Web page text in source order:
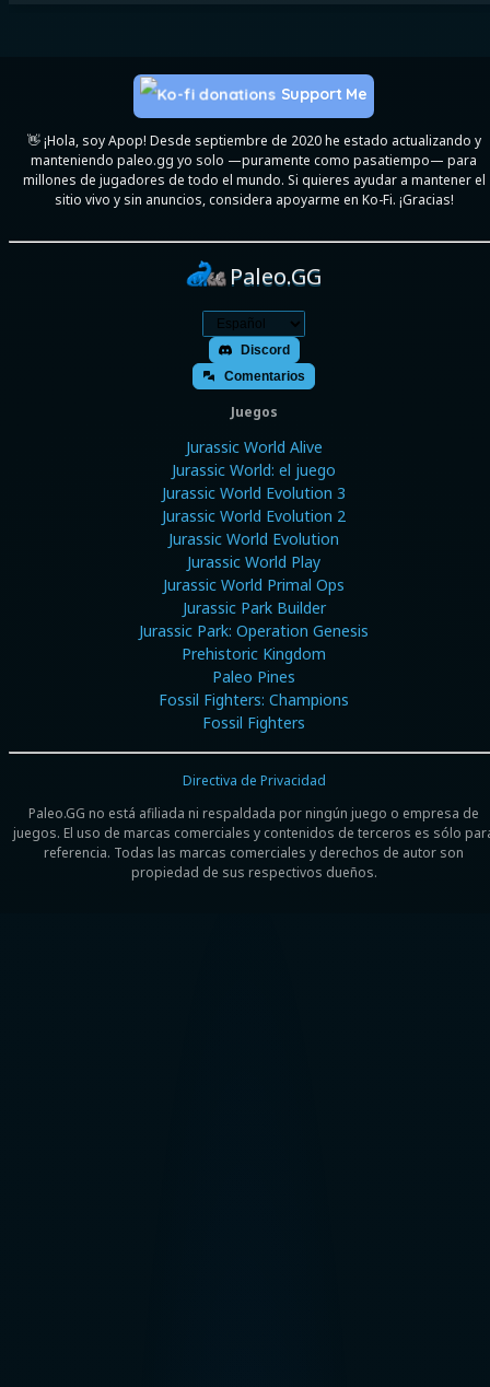
👋 ¡Hola, soy Apop! Desde septiembre de 2020 he estado actualizando y
manteniendo paleo.gg yo solo —puramente como pasatiempo— para
millones de jugadores de todo el mundo. Si quieres ayudar a mantener el
sitio vivo y sin anuncios, considera apoyarme en Ko-Fi. ¡Gracias!
Support Me
Paleo.GG
Discord
Comentarios
Juegos
Jurassic World Alive
Jurassic World: el juego
Jurassic World Evolution 3
Jurassic World Evolution 2
Jurassic World Evolution
Jurassic World Play
Jurassic World Primal Ops
Jurassic Park Builder
Jurassic Park: Operation Genesis
Prehistoric Kingdom
Paleo Pines
Fossil Fighters: Champions
Fossil Fighters
Paleo.GG no está afiliada ni respaldada por ningún juego o empresa de
juegos. El uso de marcas comerciales y contenidos de terceros es sólo
referencia. Todas las marcas comerciales y derechos de autor son
propiedad de sus respectivos dueños.
Directiva de Privacidad